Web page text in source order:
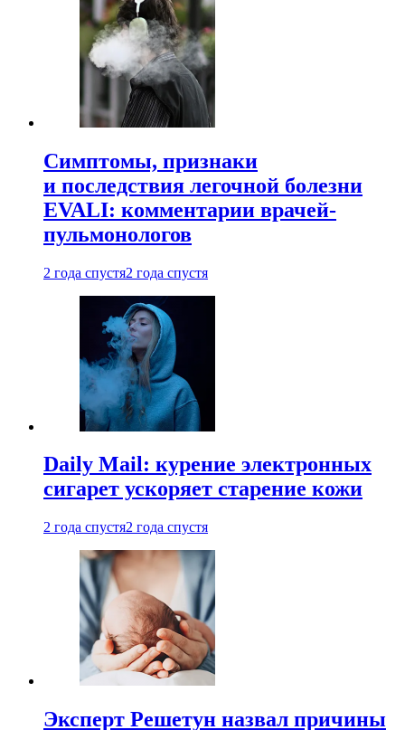
Симптомы, признаки
и последствия легочной болезни
EVALI: комментарии врачей-
пульмонологов
2 года спустя2 года спустя
Daily Mail: курение электронных
сигарет ускоряет старение кожи
2 года спустя2 года спустя
Эксперт Решетун назвал причины